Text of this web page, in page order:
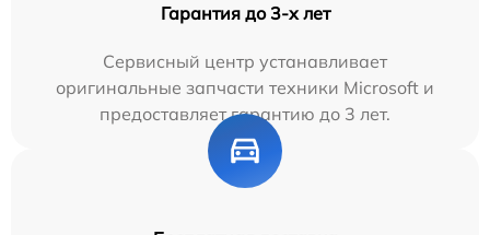
Гарантия до 3-х лет
Сервисный центр устанавливает
оригинальные запчасти техники Microsoft и
предоставляет гарантию до 3 лет.